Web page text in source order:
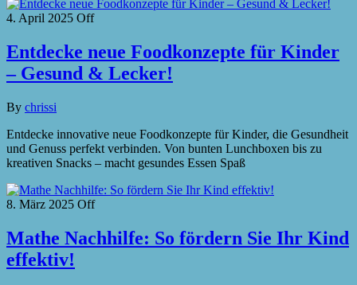
4. April 2025 Off
Entdecke neue Foodkonzepte für Kinder
– Gesund & Lecker!
By chrissi
Entdecke innovative neue Foodkonzepte für Kinder, die Gesundheit
und Genuss perfekt verbinden. Von bunten Lunchboxen bis zu
kreativen Snacks – macht gesundes Essen Spaß
8. März 2025 Off
Mathe Nachhilfe: So fördern Sie Ihr Kind
effektiv!